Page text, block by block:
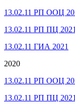
13.02.11 РП ООЦ
13.02.11 РП ПЦ 2021
13.02.11 ГИА 2021
2020
13.02.11 РП ООЦ
13.02.11 РП ПЦ 2021